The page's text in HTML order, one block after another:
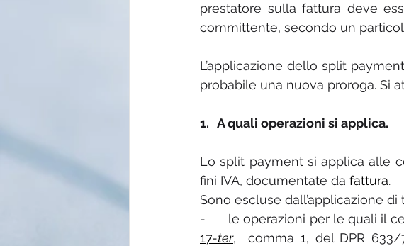
prestatore sulla fattura deve
committente, secondo un
L’applicazione dello split
probabile una nuova proroga. Si
1.   A quali operazioni si applica.
Lo split payment si applica alle
fini IVA, documentate da fattura.
Sono escluse dall’applicazione
-      le operazioni per le quali il
17-ter,  comma 1, del DPR